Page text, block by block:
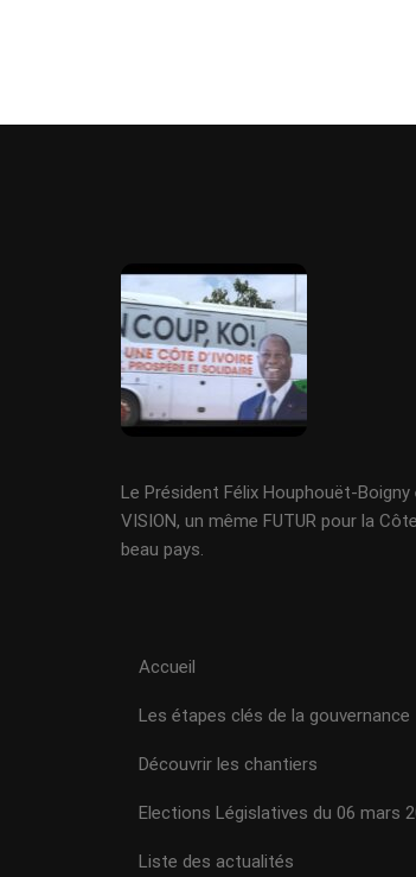
Le Président Félix Houphouët-
VISION, un même FUTUR pour la
beau pays.
Accueil
Les étapes clés de la gouvernance
Découvrir les chantiers
Elections Législatives du 06 mars
Liste des actualités